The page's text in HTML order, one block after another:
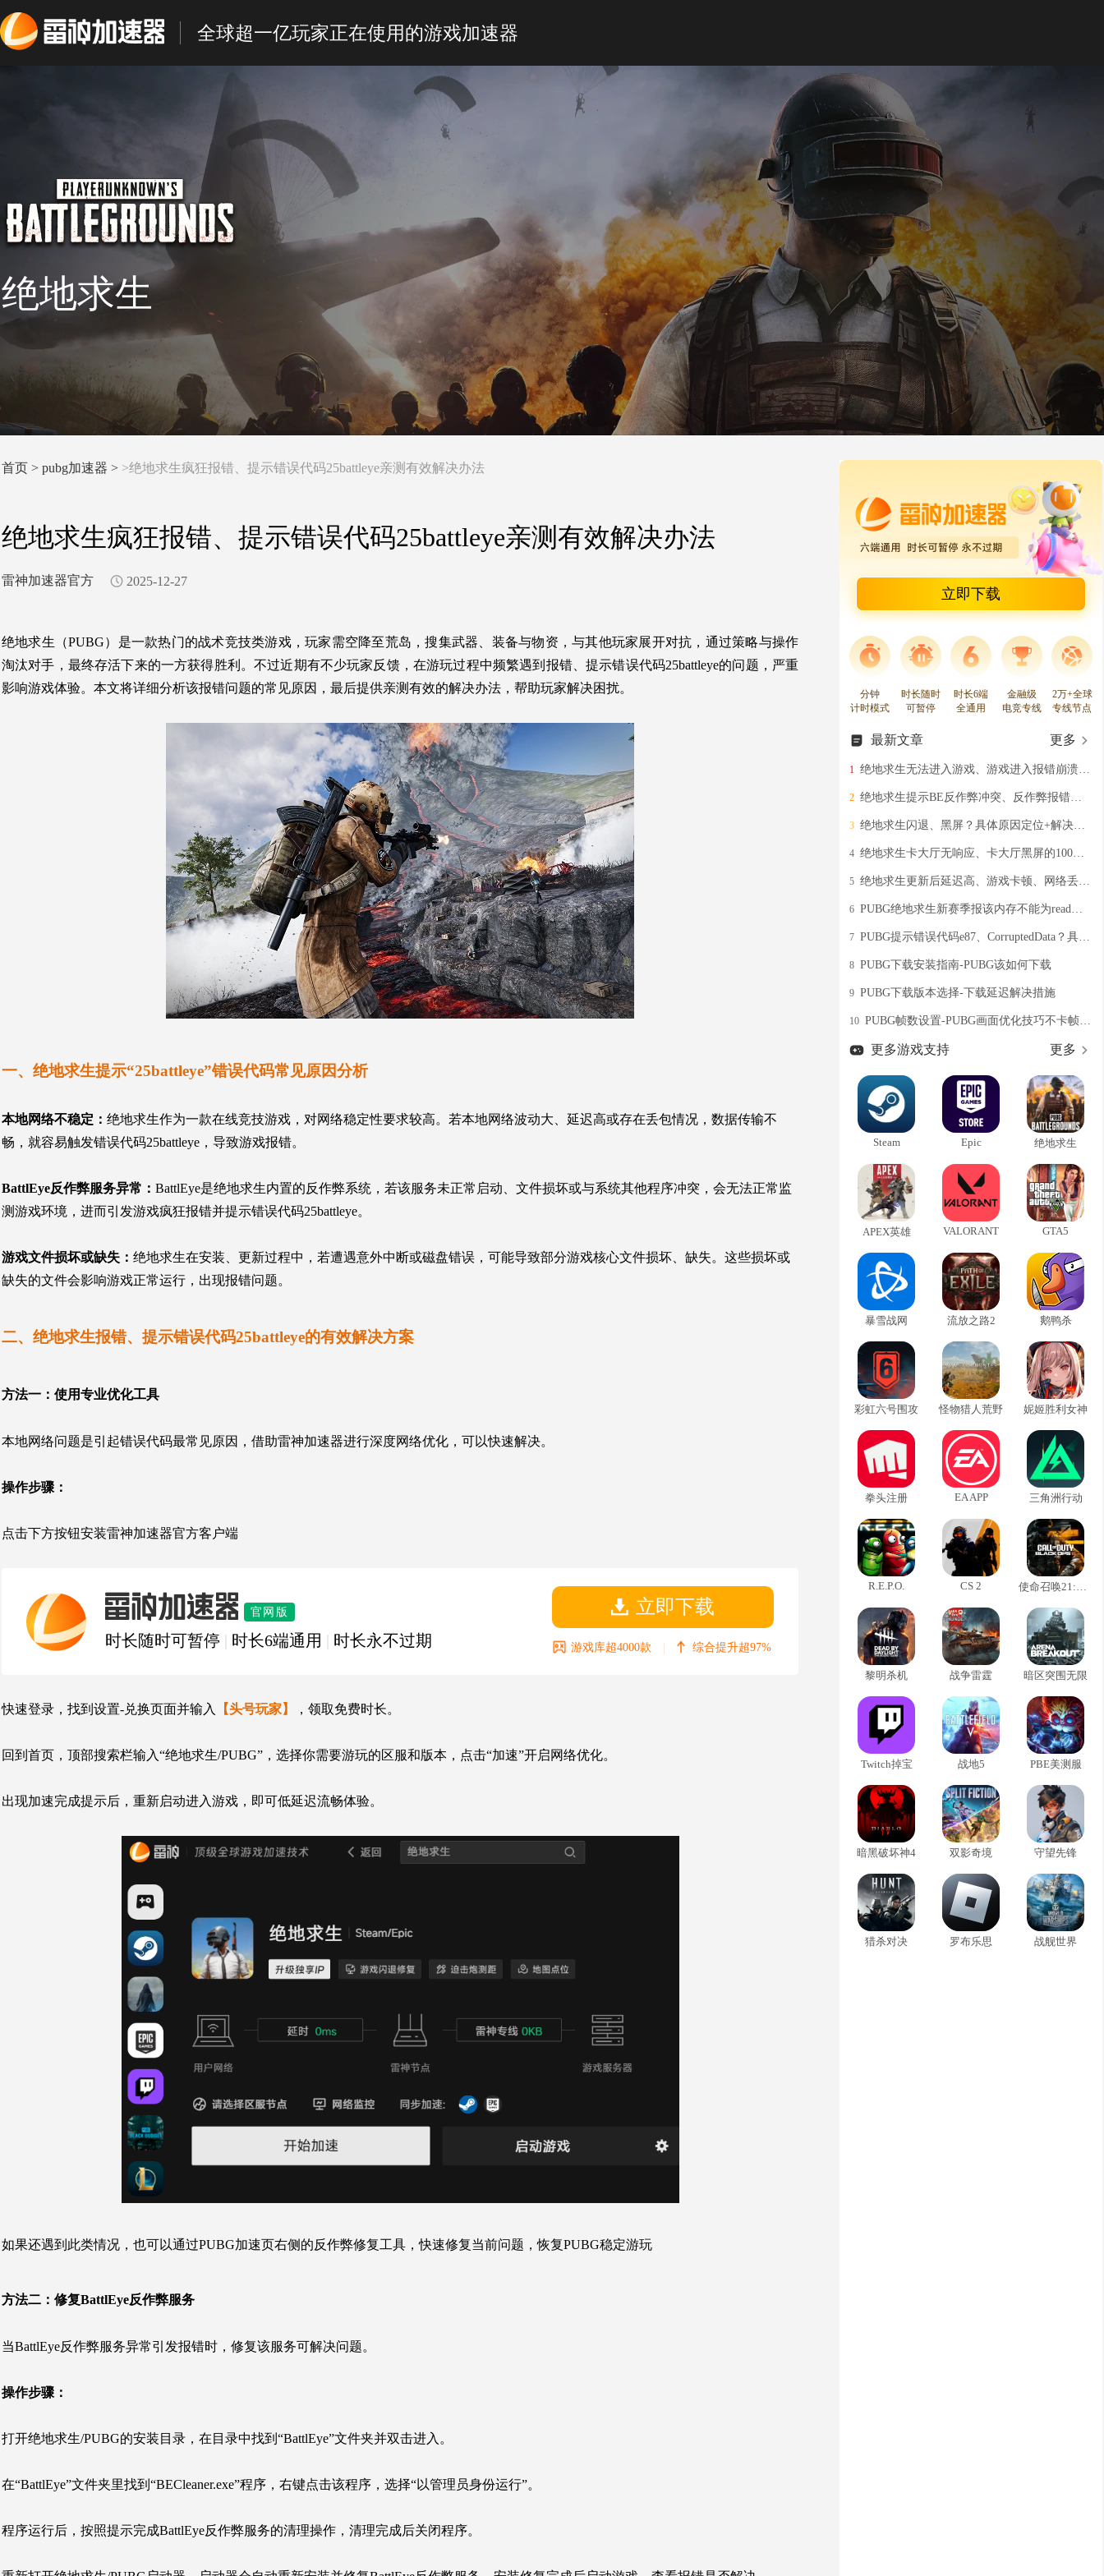
全球超一亿玩家正在使用的游戏加速器
绝地求生
首页 > pubg加速器 > >绝地求生疯狂报错、提示错误代码25battleye亲测有效解决办法
绝地求生疯狂报错、提示错误代码25battleye亲测有效解决办法
雷神加速器官方 2025-12-27
绝地求生（PUBG）是一款热门的战术竞技类游戏，玩家需空降至荒岛，搜集武器、装备与物资，与其他玩家展开对抗，通过策略与操作
淘汰对手，最终存活下来的一方获得胜利。不过近期有不少玩家反馈，在游玩过程中频繁遇到报错、提示错误代码25battleye的问题，严重
影响游戏体验。本文将详细分析该报错问题的常见原因，最后提供亲测有效的解决办法，帮助玩家解决困扰。
一、绝地求生提示“25battleye”错误代码常见原因分析
本地网络不稳定： 绝地求生作为一款在线竞技游戏，对网络稳定性要求较高。若本地网络波动大、延迟高或存在丢包情况，数据传输不
畅，就容易触发错误代码25battleye，导致游戏报错。
BattlEye反作弊服务异常： BattlEye是绝地求生内置的反作弊系统，若该服务未正常启动、文件损坏或与系统其他程序冲突，会无法正常监
测游戏环境，进而引发游戏疯狂报错并提示错误代码25battleye。
游戏文件损坏或缺失： 绝地求生在安装、更新过程中，若遭遇意外中断或磁盘错误，可能导致部分游戏核心文件损坏、缺失。这些损坏或
缺失的文件会影响游戏正常运行，出现报错问题。
二、绝地求生报错、提示错误代码25battleye的有效解决方案
方法一： 使用专业优化工具
本地网络问题是引起错误代码最常见原因，借助雷神加速器进行深度网络优化，可以快速解决。
操作步骤：
点击下方按钮安装雷神加速器官方客户端
雷神加速器 官网版
时长随时可暂停 时长6端通用 时长永不过期
立即下载
游戏库超4000款 | 综合提升超97%
快速登录，找到设置-兑换页面并输入 【头号玩家】 ，领取免费时长。
回到首页，顶部搜索栏输入“绝地求生/PUBG”，选择你需要游玩的区服和版本，点击“加速”开启网络优化。
出现加速完成提示后，重新启动进入游戏，即可低延迟流畅体验。
如果还遇到此类情况，也可以通过PUBG加速页右侧的反作弊修复工具，快速修复当前问题，恢复PUBG稳定游玩
方法二： 修复BattlEye反作弊服务
当BattlEye反作弊服务异常引发报错时，修复该服务可解决问题。
操作步骤：
打开绝地求生/PUBG的安装目录，在目录中找到“BattlEye”文件夹并双击进入。
在“BattlEye”文件夹里找到“BECleaner.exe”程序，右键点击该程序，选择“以管理员身份运行”。
程序运行后，按照提示完成BattlEye反作弊服务的清理操作，清理完成后关闭程序。
立即下载
分钟
计时模式
时长随时
可暂停
时长6端
全通用
金融级
电竞专线
2万+全球
专线节点
最新文章 更多
1 绝地求生无法进入游戏、游戏进入报错崩溃的三种有效解决办法
2 绝地求生提示BE反作弊冲突、反作弊报错的根本解决教程分享
3 绝地求生闪退、黑屏？具体原因定位+解决教程分享
4 绝地求生卡大厅无响应、卡大厅黑屏的100%有效解决教程
5 绝地求生更新后延迟高、游戏卡顿、网络丢包的三种解决办法
6 PUBG绝地求生新赛季报该内存不能为read、弹窗报错的解决办法
7 PUBG提示错误代码e87、CorruptedData？具体有效的解决办法分享
8 PUBG下载安装指南-PUBG该如何下载
9 PUBG下载版本选择-下载延迟解决措施
10 PUBG帧数设置-PUBG画面优化技巧不卡帧掉线方法
更多游戏支持 更多
Steam Epic 绝地求生
APEX英雄 VALORANT GTA5
暴雪战网 流放之路2 鹅鸭杀
彩虹六号围攻 怪物猎人荒野 妮姬胜利女神
拳头注册 EA APP 三角洲行动
R.E.P.O. CS 2 使命召唤21:黑色行动6
黎明杀机 战争雷霆 暗区突围无限
Twitch掉宝 战地5 PBE美测服
暗黑破坏神4 双影奇境 守望先锋
猎杀对决 罗布乐思 战舰世界